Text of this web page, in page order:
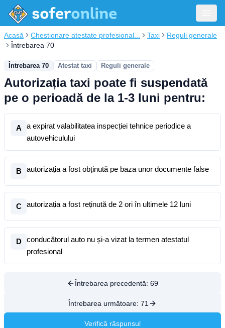
Acasă Chestionare atestate profesional... Taxi
Reguli generale
Întrebarea 70
Întrebarea 70 Atestat taxi Reguli generale
Autorizația taxi poate fi suspendată
pe o perioadă de la 1-3 luni pentru:
A
a expirat valabilitatea inspecției tehnice periodice a
autovehiculului
B autorizația a fost obținută pe baza unor documente false
C autorizația a fost reținută de 2 ori în ultimele 12 luni
D
conducătorul auto nu și-a vizat la termen atestatul
profesional
Întrebarea precedentă: 69
Întrebarea următoare: 71
Verifică răspunsul